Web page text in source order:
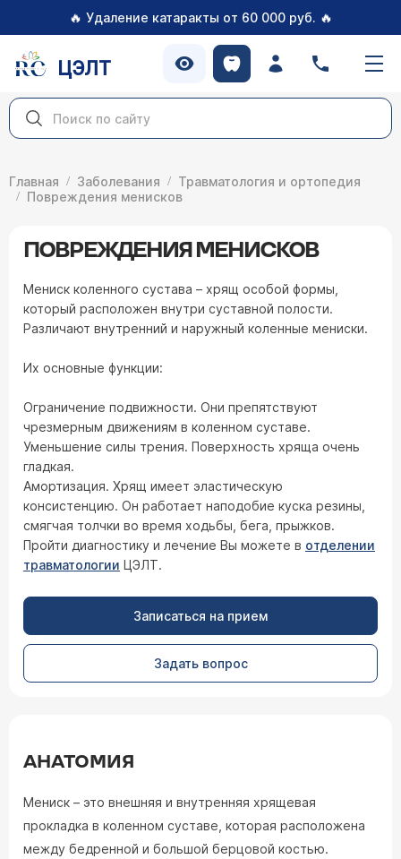
🔥 Удаление катаракты от 60 000 руб. 🔥
ЦЭЛТ
Главная Заболевания
Травматология и ортопедия
Повреждения менисков
ПОВРЕЖДЕНИЯ МЕНИСКОВ
Мениск коленного сустава – хрящ особой формы,
который расположен внутри суставной полости.
Различают внутренний и наружный коленные мениски.
Их основные функции:
Ограничение подвижности. Они препятствуют
чрезмерным движениям в коленном суставе.
Уменьшение силы трения. Поверхность хряща очень
гладкая.
Амортизация. Хрящ имеет эластическую
консистенцию. Он работает наподобие куска резины,
смягчая толчки во время ходьбы, бега, прыжков.
Пройти диагностику и лечение Вы можете в отделении
травматологии ЦЭЛТ.
Записаться на прием
Задать вопрос
АНАТОМИЯ
Мениск – это внешняя и внутренняя хрящевая
прокладка в коленном суставе, которая расположена
между бедренной и большой берцовой костью.